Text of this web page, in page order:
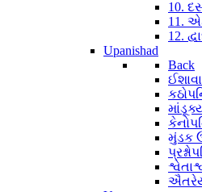
10.
11.
12.
Upanishad
Back
મુંડક